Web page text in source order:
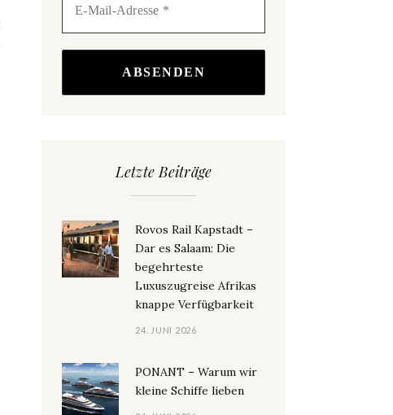
Letzte Beiträge
Rovos Rail Kapstadt –
Dar es Salaam: Die
begehrteste
Luxuszugreise Afrikas
knappe Verfügbarkeit
24. JUNI 2026
PONANT – Warum wir
kleine Schiffe lieben